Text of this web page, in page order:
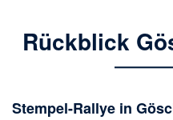
Rückblick
Stempel-Rallye in